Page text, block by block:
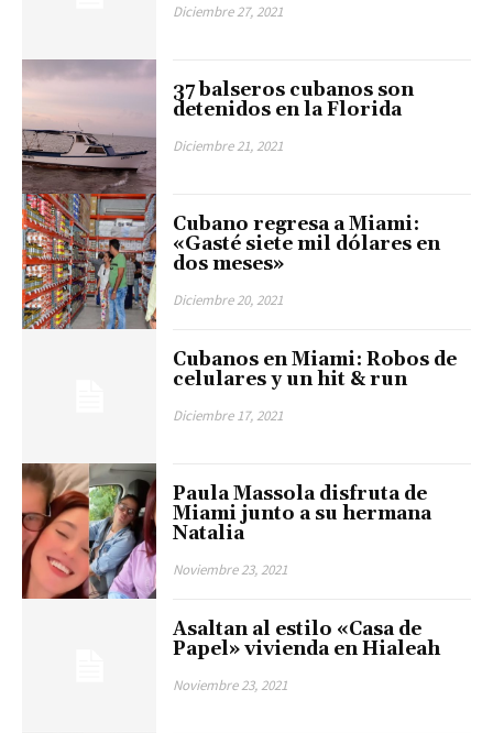
Diciembre 27, 2021
37 balseros cubanos son
detenidos en la Florida
Diciembre 21, 2021
Cubano regresa a Miami:
«Gasté siete mil dólares en
dos meses»
Diciembre 20, 2021
Cubanos en Miami: Robos de
celulares y un hit & run
Diciembre 17, 2021
Paula Massola disfruta de
Miami junto a su hermana
Natalia
Noviembre 23, 2021
Asaltan al estilo «Casa de
Papel» vivienda en Hialeah
Noviembre 23, 2021